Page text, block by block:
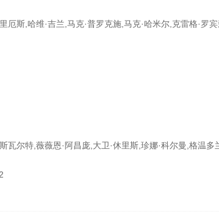
厄斯,哈维·吉兰,马克·普罗克施,马克·哈米尔,克雷格·罗
瓦尔特,薇薇恩·阿昌庞,大卫·休里斯,珍娜·科尔曼,格温多